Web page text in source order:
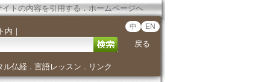
イトの内容を引用する．ホームページへ
内 ｜ 中 EN
戻る
ル仏経． 言語レッスン ． リンク